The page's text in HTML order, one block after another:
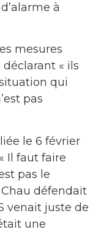
à
mesures
« ils
qui
pas
le 6 février
Il faut faire
pas le
défendait
venait juste de
une